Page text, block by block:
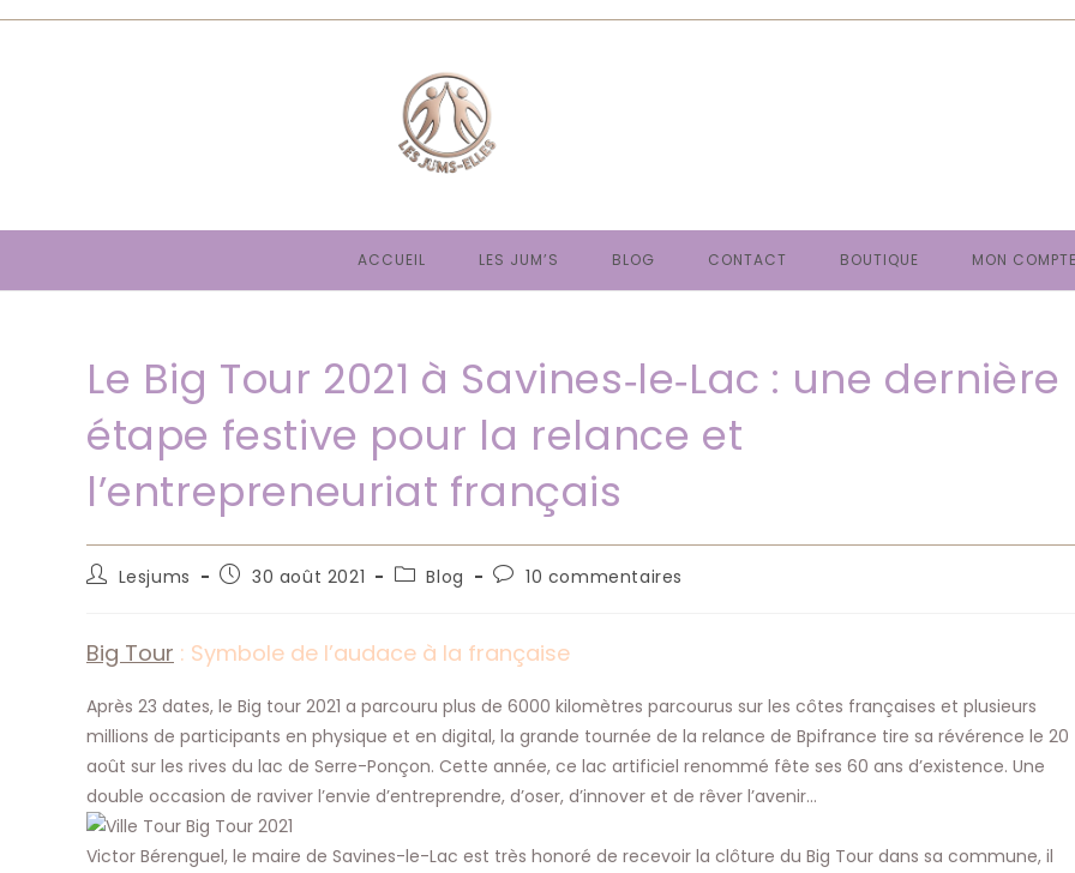
Skip
ACCUEIL LES JUM’S BLOG CONTACT BOUTIQUE MON COMPTE
Le Big Tour 2021 à Savines‑le‑Lac : une dernière
étape festive pour la relance et
l’entrepreneuriat français
Auteur/autrice
publication :
Lesjums
Publication
30 août 2021
PostBlog
Commentaires
publication :
10 commentaires
Big Tour : Symbole de l’audace à la française
Après 23 dates, le Big tour 2021 a parcouru plus de 6000 kilomètres parcourus sur les côtes françaises et plusieurs
millions de participants en physique et en digital, la grande tournée de la relance de Bpifrance tire sa révérence le 20
août sur les rives du lac de Serre-Ponçon. Cette année, ce lac artificiel renommé fête ses 60 ans d’existence. Une
double occasion de raviver l’envie d’entreprendre, d’oser, d’innover et de rêver l’avenir…
Victor Bérenguel, le maire de Savines-le-Lac est très honoré de recevoir la clôture du Big Tour dans sa commune, il